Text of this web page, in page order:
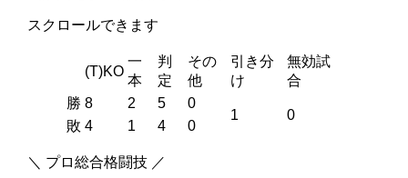
スクロールできます
(T)KO
一
本
判
定
その
他
引き分
け
無効試
合
勝 8 2 5 0
1 0
敗 4 1 4 0
＼ プロ総合格闘技 ／